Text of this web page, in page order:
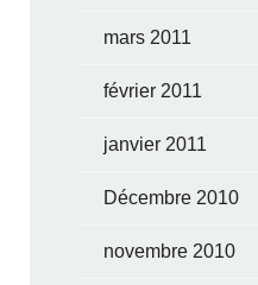
mars 2011
février 2011
janvier 2011
Décembre 2010
novembre 2010